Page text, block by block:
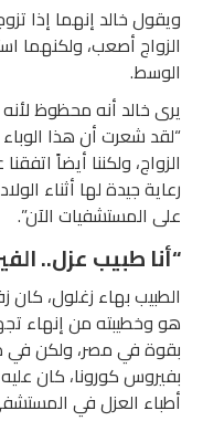
ويقول خالد إنهما إذا
الزواج أصعب، ولكنهما
الوسط.
يرى خالد أنه محظوظ
“لقد شعرت أن هذا
الزواج، ولكننا أيضاً
رعاية جيدة لها أثناء
على المستشفيات الآن”.
“أنا طبيب عزل..
الطبيب بهاء زغلول،
هو وخطيبته من إنهاء
بقوة في مصر، ولكن في
بفيروس كورونا، كان
أطباء العزل في